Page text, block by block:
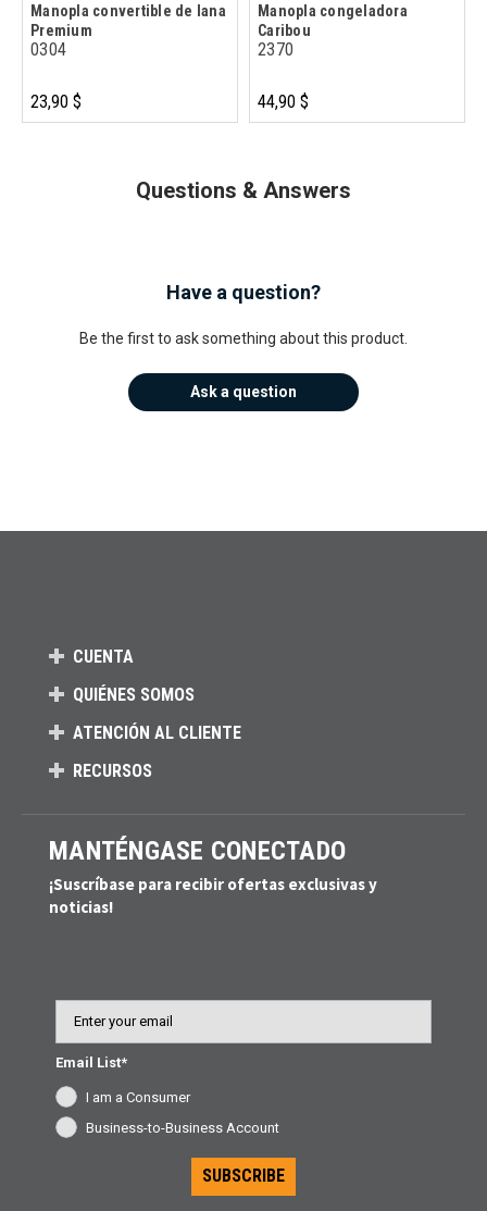
Manopla convertible de lana
Premium
0304
23,90 $
Manopla congeladora
Caribou
2370
44,90 $
Questions & Answers
Have a question?
Be the first to ask something about this product.
Ask a question
CUENTA
QUIÉNES SOMOS
ATENCIÓN AL CLIENTE
RECURSOS
MANTÉNGASE CONECTADO
¡Suscríbase para recibir ofertas exclusivas y
noticias!
Email List*
I am a Consumer
Business-to-Business Account
SUBSCRIBE